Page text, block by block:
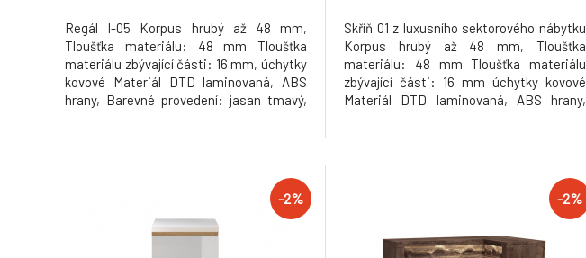
Regál I-05 Korpus hrubý až 48 mm,
Tloušťka materiálu: 48 mm Tloušťka
materiálu zbývající části: 16 mm, úchytky
kovové Materiál DTD laminovaná, ABS
hrany, Barevné provedení: jasan tmavý,
Skříň 01 z luxusního sektorového nábytku
Korpus hrubý až 48 mm, Tloušťka
materiálu: 48 mm Tloušťka materiálu
zbývající části: 16 mm úchytky kovové
Materiál DTD laminovaná, ABS hrany,
-2% -2%